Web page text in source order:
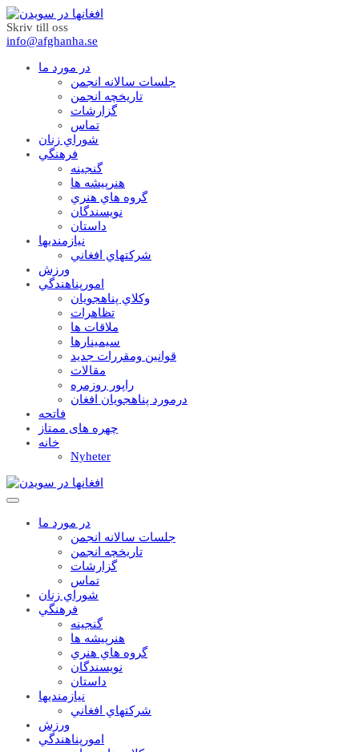
Skriv till oss
info@afghanha.se
در مورد ما
جلسات سالانه انجمن
تاریخچه انجمن
گزارشات
تماس
شوراي زنان
فرهنگي
گنجينه
هنرپيشه ها
گروه هاي هنري
نويسندگان
داستان
نيازمنديها
شرکتهاي افغاني
ورزش
امورپناهندگي
وکلاي پناهجويان
تظاهرات
ملاقات ها
سيمينارها
قوانين ومقررات جديد
مقالات
راپور روزمره
درمورد پناهجويان افغان
فاتحه
چهره های ممتاز
خانه
Nyheter
در مورد ما
جلسات سالانه انجمن
تاریخچه انجمن
گزارشات
تماس
شوراي زنان
فرهنگي
گنجينه
هنرپيشه ها
گروه هاي هنري
نويسندگان
داستان
نيازمنديها
شرکتهاي افغاني
ورزش
امورپناهندگي